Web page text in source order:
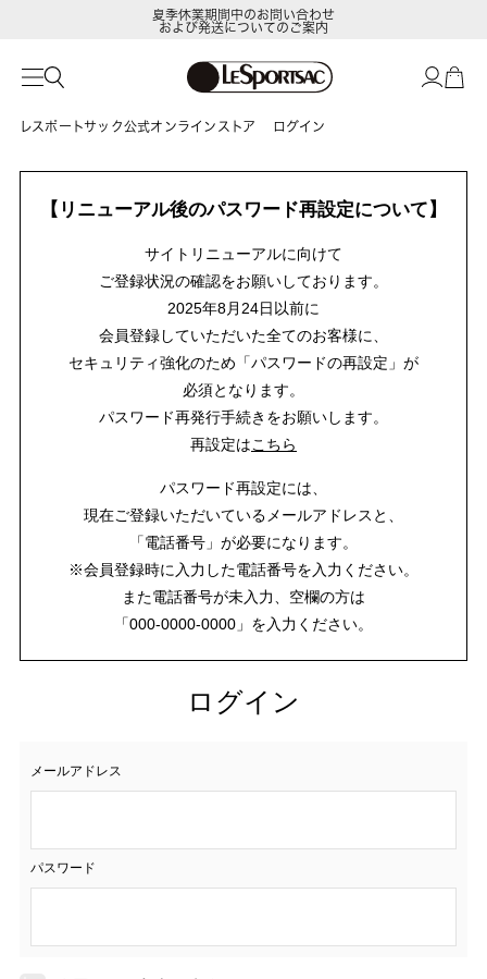
夏季休業期間中のお問い合わせ
および発送についてのご案内
レスポートサック公式オンラインストア ログイン
【リニューアル後のパスワード再設定について】
サイトリニューアルに向けて
ご登録状況の確認をお願いしております。
2025年8月24日以前に
会員登録していただいた全てのお客様に、
セキュリティ強化のため「パスワードの再設定」が
必須となります。
パスワード再発行手続きをお願いします。
再設定はこちら
パスワード再設定には、
現在ご登録いただいているメールアドレスと、
「電話番号」が必要になります。
※会員登録時に入力した電話番号を入力ください。
また電話番号が未入力、空欄の方は
「000-0000-0000」を入力ください。
ログイン
メールアドレス
パスワード